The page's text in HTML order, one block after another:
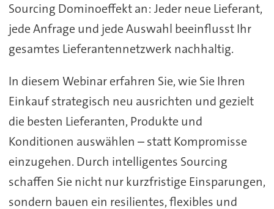
Sourcing Dominoeffekt an: Jeder neue Lieferant,
jede Anfrage und jede Auswahl beeinflusst Ihr
gesamtes Lieferantennetzwerk nachhaltig.
In diesem Webinar erfahren Sie, wie Sie Ihren
Einkauf strategisch neu ausrichten und gezielt
die besten Lieferanten, Produkte und
Konditionen auswählen – statt Kompromisse
einzugehen. Durch intelligentes Sourcing
schaffen Sie nicht nur kurzfristige Einsparungen,
sondern bauen ein resilientes, flexibles und